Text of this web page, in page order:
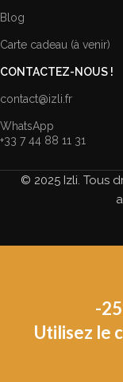
Blog
Carte cadeau (à venir)
CONTACTEZ-NOUS !
contact@izli.fr
WhatsApp
+33 7 44 88 11 31
© 2025 Izli. Tous
-
Utilisez le